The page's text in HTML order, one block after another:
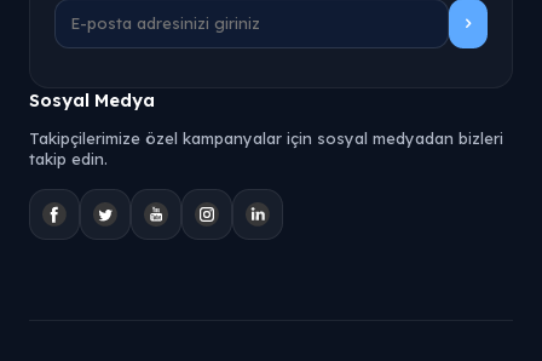
Sosyal Medya
Takipçilerimize özel kampanyalar için sosyal medyadan bizleri
takip edin.